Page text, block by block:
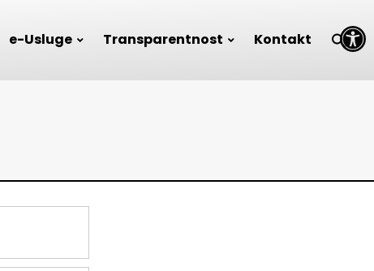
Open toolbar
e-Usluge Transparentnost Kontakt